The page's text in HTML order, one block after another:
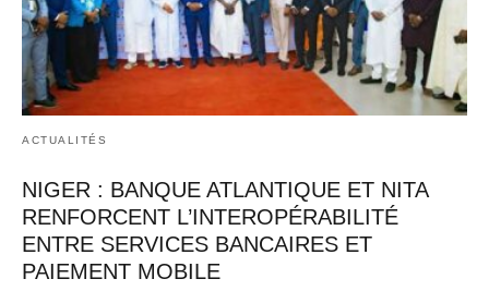
ACTUALITÉS
NIGER : BANQUE ATLANTIQUE ET NITA
RENFORCENT L’INTEROPÉRABILITÉ
ENTRE SERVICES BANCAIRES ET
PAIEMENT MOBILE